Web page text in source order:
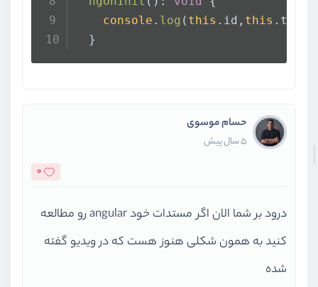
console . log ( this . id , this . title
  }
حسام موسوی
5 سال پیش
0
درود بر شما الان اگر مستدات خود angular رو مطالعه
کنید به همون شکلی هنوز هست که در ویدیو گفته
شده